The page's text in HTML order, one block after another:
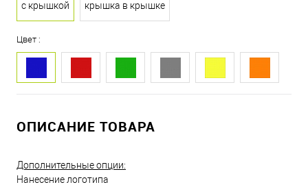
с крышкой крышка в крышке
Цвет :
ОПИСАНИЕ ТОВАРА
Дополнительные опции:
Нанесение логотипа